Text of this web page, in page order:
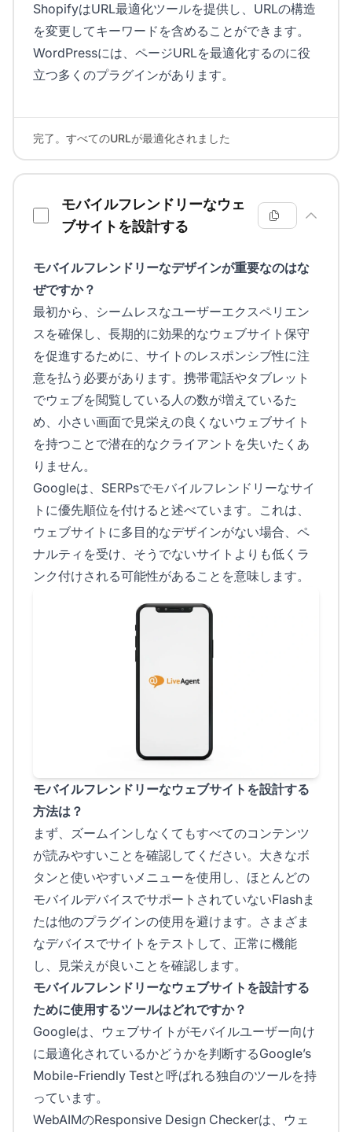
ShopifyはURL最適化ツールを提供し、URLの構造
を変更してキーワードを含めることができます。
WordPressには、ページURLを最適化するのに役
立つ多くのプラグインがあります。
完了。すべてのURLが最適化されました
モバイルフレンドリーなウェ
ブサイトを設計する
モバイルフレンドリーなデザインが重要なのはな
ぜですか？
最初から、シームレスなユーザーエクスペリエン
スを確保し、長期的に効果的なウェブサイト保守
を促進するために、サイトのレスポンシブ性に注
意を払う必要があります。携帯電話やタブレット
でウェブを閲覧している人の数が増えているた
め、小さい画面で見栄えの良くないウェブサイト
を持つことで潜在的なクライアントを失いたくあ
りません。
Googleは、SERPsでモバイルフレンドリーなサイ
トに優先順位を付けると述べています。これは、
ウェブサイトに多目的なデザインがない場合、ペ
ナルティを受け、そうでないサイトよりも低くラ
ンク付けされる可能性があることを意味します。
モバイルフレンドリーなウェブサイトを設計する
方法は？
まず、ズームインしなくてもすべてのコンテンツ
が読みやすいことを確認してください。大きなボ
タンと使いやすいメニューを使用し、ほとんどの
モバイルデバイスでサポートされていないFlashま
たは他のプラグインの使用を避けます。さまざま
なデバイスでサイトをテストして、正常に機能
し、見栄えが良いことを確認します。
モバイルフレンドリーなウェブサイトを設計する
ために使用するツールはどれですか？
Googleは、ウェブサイトがモバイルユーザー向け
に最適化されているかどうかを判断するGoogle’s
Mobile-Friendly Testと呼ばれる独自のツールを持
っています。
WebAIMのResponsive Design Checkerは、ウェ